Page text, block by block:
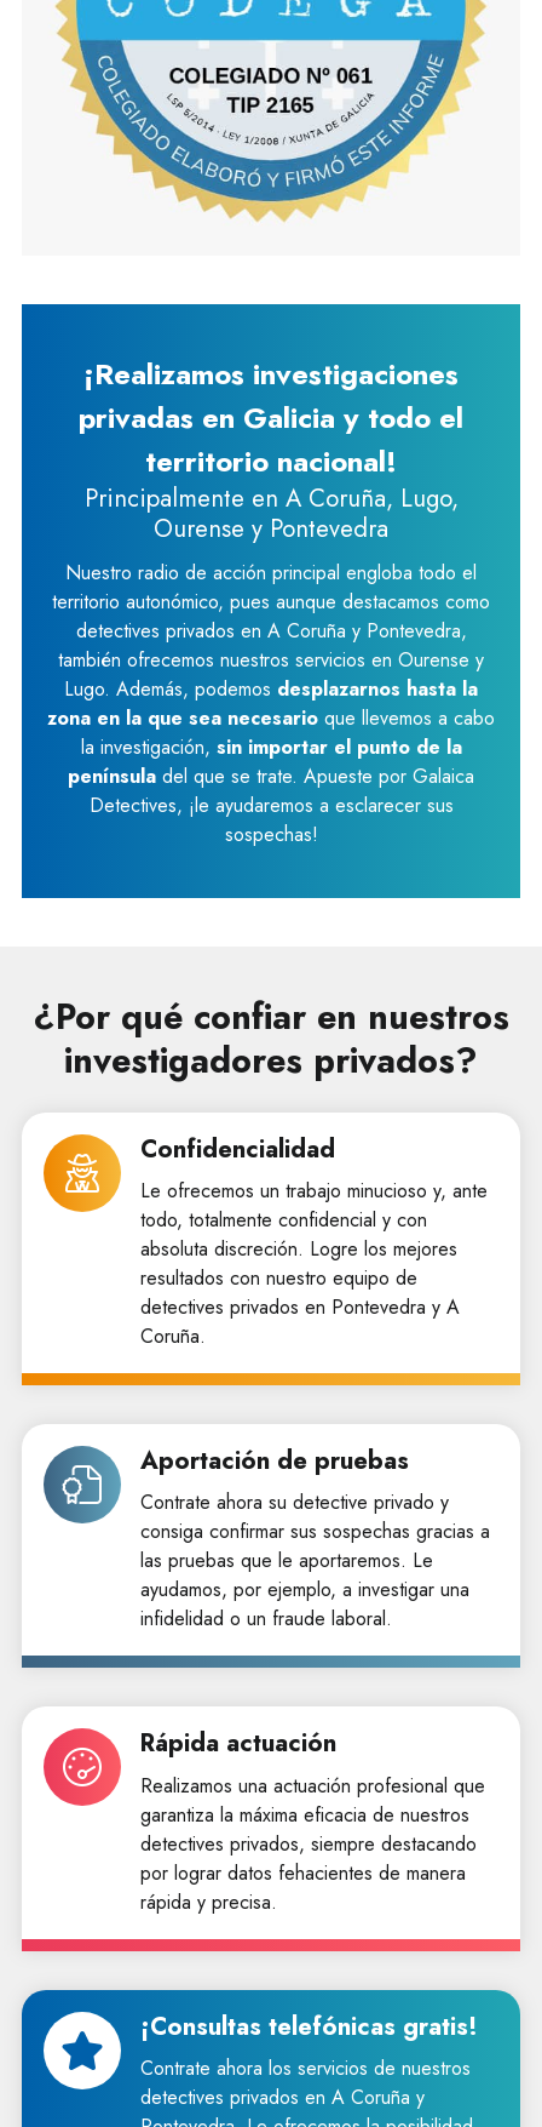
¡Realizamos investigaciones
privadas en Galicia y todo el
territorio nacional!
Principalmente en A Coruña, Lugo,
Ourense y Pontevedra
Nuestro radio de acción principal engloba todo el
territorio autonómico, pues aunque destacamos como
detectives privados en A Coruña y Pontevedra,
también ofrecemos nuestros servicios en Ourense y
Lugo. Además, podemos desplazarnos hasta la
zona en la que sea necesario que llevemos a cabo
la investigación, sin importar el punto de la
península del que se trate. Apueste por Galaica
Detectives, ¡le ayudaremos a esclarecer sus
sospechas!
¿Por qué confiar en nuestros
investigadores privados?
Confidencialidad
Le ofrecemos un trabajo minucioso y, ante
todo, totalmente confidencial y con
absoluta discreción. Logre los mejores
resultados con nuestro equipo de
detectives privados en Pontevedra y A
Coruña.
Aportación de pruebas
Contrate ahora su detective privado y
consiga confirmar sus sospechas gracias a
las pruebas que le aportaremos. Le
ayudamos, por ejemplo, a investigar una
infidelidad o un fraude laboral.
Rápida actuación
Realizamos una actuación profesional que
garantiza la máxima eficacia de nuestros
detectives privados, siempre destacando
por lograr datos fehacientes de manera
rápida y precisa.
¡Consultas telefónicas gratis!
Contrate ahora los servicios de nuestros
detectives privados en A Coruña y